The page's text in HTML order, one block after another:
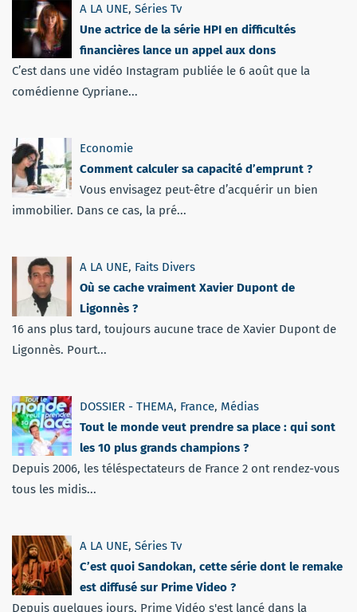
A LA UNE, Séries Tv
Une actrice de la série HPI en difficultés
financières lance un appel aux dons
C’est dans une vidéo Instagram publiée le 6 août que la
comédienne Cypriane...
Economie
Comment calculer sa capacité d’emprunt ?
Vous envisagez peut-être d’acquérir un bien
immobilier. Dans ce cas, la pré...
A LA UNE, Faits Divers
Où se cache vraiment Xavier Dupont de
Ligonnès ?
16 ans plus tard, toujours aucune trace de Xavier Dupont de
Ligonnès. Pourt...
DOSSIER - THEMA, France, Médias
Tout le monde veut prendre sa place : qui sont
les 10 plus grands champions ?
Depuis 2006, les téléspectateurs de France 2 ont rendez-vous
tous les midis...
A LA UNE, Séries Tv
C’est quoi Sandokan, cette série dont le remake
est diffusé sur Prime Video ?
Depuis quelques jours, Prime Vidéo s'est lancé dans la